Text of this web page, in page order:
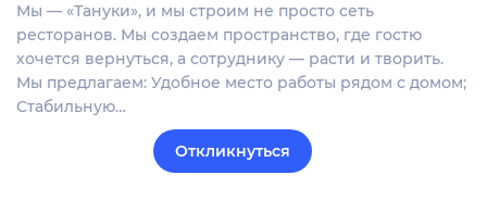
Мы — «Тануки», и мы строим не просто сеть
ресторанов. Мы создаем пространство, где гостю
хочется вернуться, а сотруднику — расти и творить.
Мы предлагаем: Удобное место работы рядом с домом;
Стабильную…
Откликнуться